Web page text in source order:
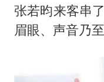
张若昀来客串
眉眼、声音乃